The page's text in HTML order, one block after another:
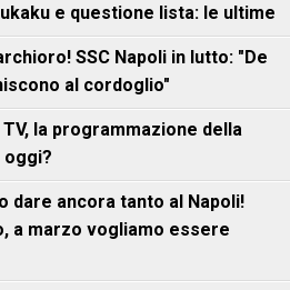
e questione lista: le ultime
SSC Napoli in lutto: "De
al cordoglio"
la programmazione della
oggi?
dare ancora tanto al Napoli!
a marzo vogliamo essere